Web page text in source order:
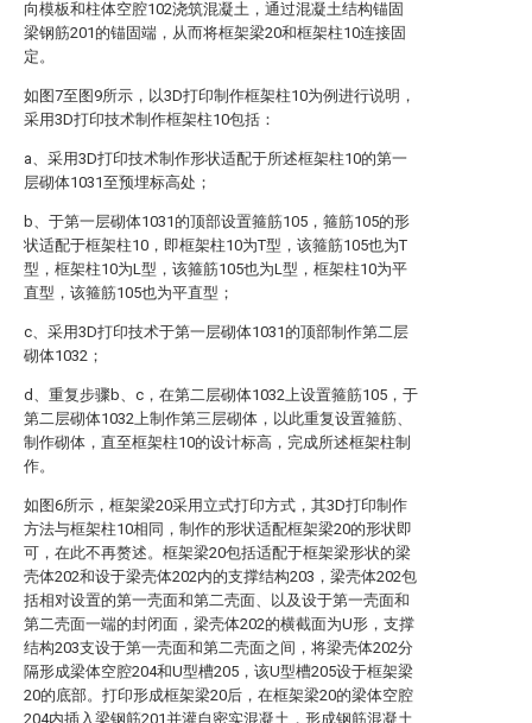
向模板和柱体空腔102浇筑混凝土，通过混凝土结构锚固
梁钢筋201的锚固端，从而将框架梁20和框架柱10连接固
定。
如图7至图9所示，以3D打印制作框架柱10为例进行说明，
采用3D打印技术制作框架柱10包括：
a、采用3D打印技术制作形状适配于所述框架柱10的第一
层砌体1031至预埋标高处；
b、于第一层砌体1031的顶部设置箍筋105，箍筋105的形
状适配于框架柱10，即框架柱10为T型，该箍筋105也为T
型，框架柱10为L型，该箍筋105也为L型，框架柱10为平
直型，该箍筋105也为平直型；
c、采用3D打印技术于第一层砌体1031的顶部制作第二层
砌体1032；
d、重复步骤b、c，在第二层砌体1032上设置箍筋105，于
第二层砌体1032上制作第三层砌体，以此重复设置箍筋、
制作砌体，直至框架柱10的设计标高，完成所述框架柱制
作。
如图6所示，框架梁20采用立式打印方式，其3D打印制作
方法与框架柱10相同，制作的形状适配框架梁20的形状即
可，在此不再赘述。框架梁20包括适配于框架梁形状的梁
壳体202和设于梁壳体202内的支撑结构203，梁壳体202包
括相对设置的第一壳面和第二壳面、以及设于第一壳面和
第二壳面一端的封闭面，梁壳体202的横截面为U形，支撑
结构203支设于第一壳面和第二壳面之间，将梁壳体202分
隔形成梁体空腔204和U型槽205，该U型槽205设于框架梁
20的底部。打印形成框架梁20后，在框架梁20的梁体空腔
204内插入梁钢筋201并灌自密实混凝土，形成钢筋混凝土